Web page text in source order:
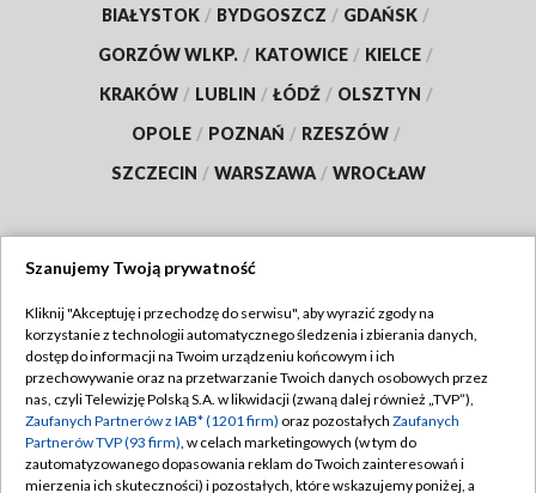
BIAŁYSTOK / BYDGOSZCZ / GDAŃSK /
GORZÓW WLKP. / KATOWICE / KIELCE /
KRAKÓW / LUBLIN / ŁÓDŹ / OLSZTYN /
OPOLE / POZNAŃ / RZESZÓW /
SZCZECIN / WARSZAWA / WROCŁAW
TVP
Abonament TVP
Emisja w TVP
Centrum informacji TVP
Regulamin TVP
Polityka prywatności
Moje zgody
Szanujemy Twoją prywatność
Kliknij "Akceptuję i przechodzę do serwisu", aby wyrazić zgody na
korzystanie z technologii automatycznego śledzenia i zbierania danych,
dostęp do informacji na Twoim urządzeniu końcowym i ich
przechowywanie oraz na przetwarzanie Twoich danych osobowych przez
nas, czyli Telewizję Polską S.A. w likwidacji (zwaną dalej również „TVP”),
Zaufanych Partnerów z IAB* (1201 firm) oraz pozostałych Zaufanych
Partnerów TVP (93 firm), w celach marketingowych (w tym do
zautomatyzowanego dopasowania reklam do Twoich zainteresowań i
mierzenia ich skuteczności) i pozostałych, które wskazujemy poniżej, a